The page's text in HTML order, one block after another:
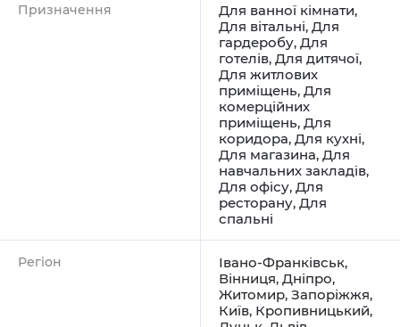
Призначення Для ванної кімнати,
Для вітальні, Для
гардеробу, Для
готелів, Для дитячої,
Для житлових
приміщень, Для
комерційних
приміщень, Для
коридора, Для кухні,
Для магазина, Для
навчальних закладів,
Для офісу, Для
ресторану, Для
спальні
Регіон Івано-Франківськ,
Вінниця, Дніпро,
Житомир, Запоріжжя,
Київ, Кропивницький,